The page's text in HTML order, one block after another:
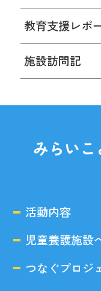
教育支援レポ
施設訪問記
みらい
活動内容
児童養護施設
つなぐプロジ